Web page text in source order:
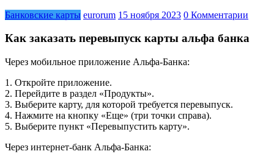
Банковские карты eurorum 15 ноября 2023 0 Комментарии
Как заказать перевыпуск карты альфа банка
Через мобильное приложение Альфа-Банка:
1. Откройте приложение.
2. Перейдите в раздел «Продукты».
3. Выберите карту, для которой требуется перевыпуск.
4. Нажмите на кнопку «Еще» (три точки справа).
5. Выберите пункт «Перевыпустить карту».
Через интернет-банк Альфа-Банка: